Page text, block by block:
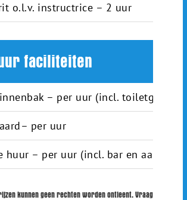
o.l.v. instructrice – 2 uur
faciliteiten
– per uur (incl.
per uur
huur – per uur (incl. bar en
kunnen geen rechten worden ontleent. Vraag